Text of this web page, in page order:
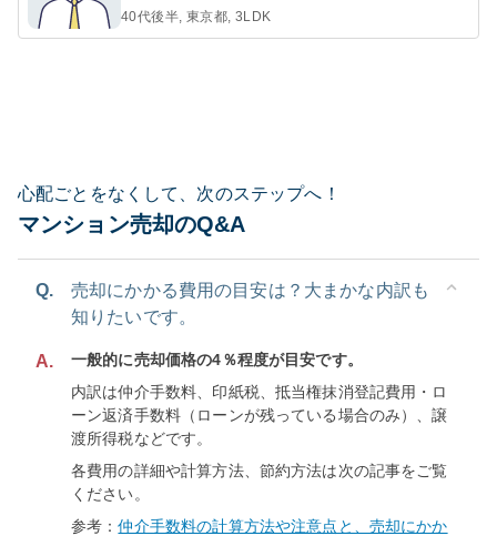
40代後半, 東京都, 3LDK
心配ごとをなくして、次のステップへ！
マンション売却のQ&A
Q.
売却にかかる費用の目安は？大まかな内訳も
知りたいです。
A.
一般的に売却価格の4％程度が目安です。
内訳は仲介手数料、印紙税、抵当権抹消登記費用・ロ
ーン返済手数料（ローンが残っている場合のみ）、譲
渡所得税などです。
各費用の詳細や計算方法、節約方法は次の記事をご覧
ください。
参考：仲介手数料の計算方法や注意点と、売却にかか